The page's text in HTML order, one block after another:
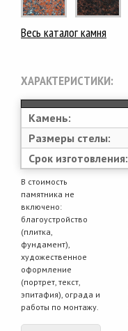
Весь каталог камня
ХАРАКТЕРИСТИКИ:
Камень:
Размеры стелы:
Срок изготовления:
В стоимость
памятника не
включено:
благоустройство
(плитка,
фундамент),
художественное
оформление
(портрет, текст,
эпитафия), ограда и
работы по монтажу.